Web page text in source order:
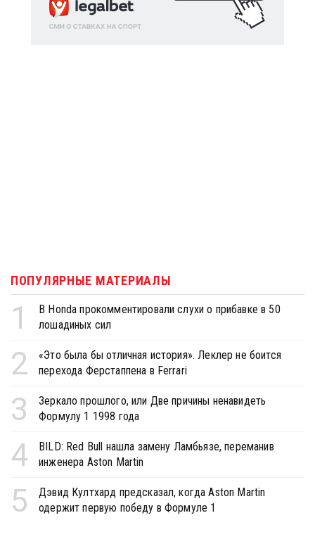
ПОПУЛЯРНЫЕ МАТЕРИАЛЫ
1
В Honda прокомментировали слухи о прибавке в 50
лошадиных сил
2
«Это была бы отличная история». Леклер не боится
перехода Ферстаппена в Ferrari
3
Зеркало прошлого, или Две причины ненавидеть
Формулу 1 1998 года
4
BILD: Red Bull нашла замену Ламбьязе, переманив
инженера Aston Martin
5
Дэвид Култхард предсказал, когда Aston Martin
одержит первую победу в Формуле 1